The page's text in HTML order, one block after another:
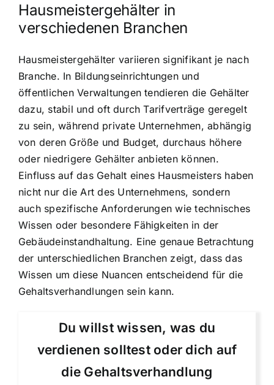
Hausmeistergehälter in
verschiedenen Branchen
Hausmeistergehälter variieren signifikant je nach
Branche. In Bildungseinrichtungen und
öffentlichen Verwaltungen tendieren die Gehälter
dazu, stabil und oft durch Tarifverträge geregelt
zu sein, während private Unternehmen, abhängig
von deren Größe und Budget, durchaus höhere
oder niedrigere Gehälter anbieten können.
Einfluss auf das Gehalt eines Hausmeisters haben
nicht nur die Art des Unternehmens, sondern
auch spezifische Anforderungen wie technisches
Wissen oder besondere Fähigkeiten in der
Gebäudeinstandhaltung. Eine genaue Betrachtung
der unterschiedlichen Branchen zeigt, dass das
Wissen um diese Nuancen entscheidend für die
Gehaltsverhandlungen sein kann.
Du willst wissen, was du
verdienen solltest oder dich auf
die Gehaltsverhandlung